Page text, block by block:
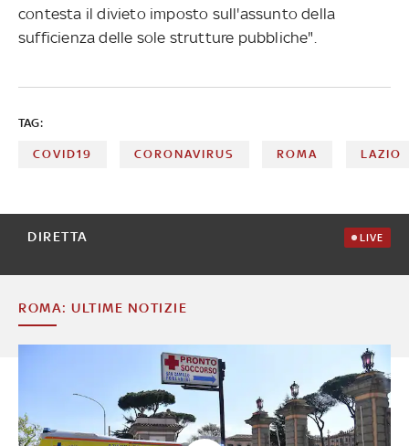
contesta il divieto imposto sull'assunto della
sufficienza delle sole strutture pubbliche".
TAG:
COVID19 CORONAVIRUS ROMA LAZIO
DIRETTA LIVE
ROMA: ULTIME NOTIZIE